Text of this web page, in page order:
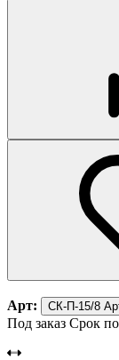
Арт: СК-П-15/8
Под заказ Срок